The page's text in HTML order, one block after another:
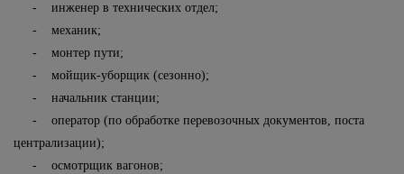
- инженер в технических отдел;
- механик;
- монтер пути;
- мойщик-уборщик (сезонно);
- начальник станции;
- оператор (по обработке перевозочных документов, поста
централизации);
- осмотрщик вагонов;